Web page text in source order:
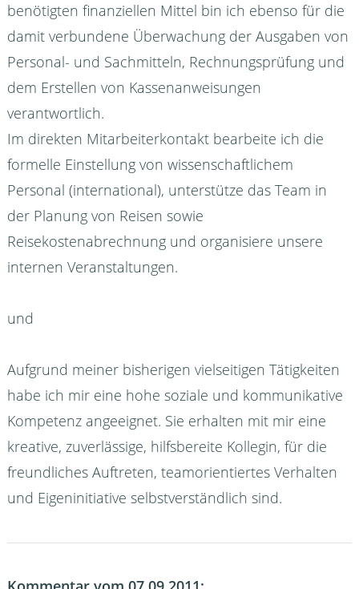
benötigten finanziellen Mittel bin ich ebenso für die
damit verbundene Überwachung der Ausgaben von
Personal- und Sachmitteln, Rechnungsprüfung und
dem Erstellen von Kassenanweisungen
verantwortlich.
Im direkten Mitarbeiterkontakt bearbeite ich die
formelle Einstellung von wissenschaftlichem
Personal (international), unterstütze das Team in
der Planung von Reisen sowie
Reisekostenabrechnung und organisiere unsere
internen Veranstaltungen.
und
Aufgrund meiner bisherigen vielseitigen Tätigkeiten
habe ich mir eine hohe soziale und kommunikative
Kompetenz angeeignet. Sie erhalten mit mir eine
kreative, zuverlässige, hilfsbereite Kollegin, für die
freundliches Auftreten, teamorientiertes Verhalten
und Eigeninitiative selbstverständlich sind.